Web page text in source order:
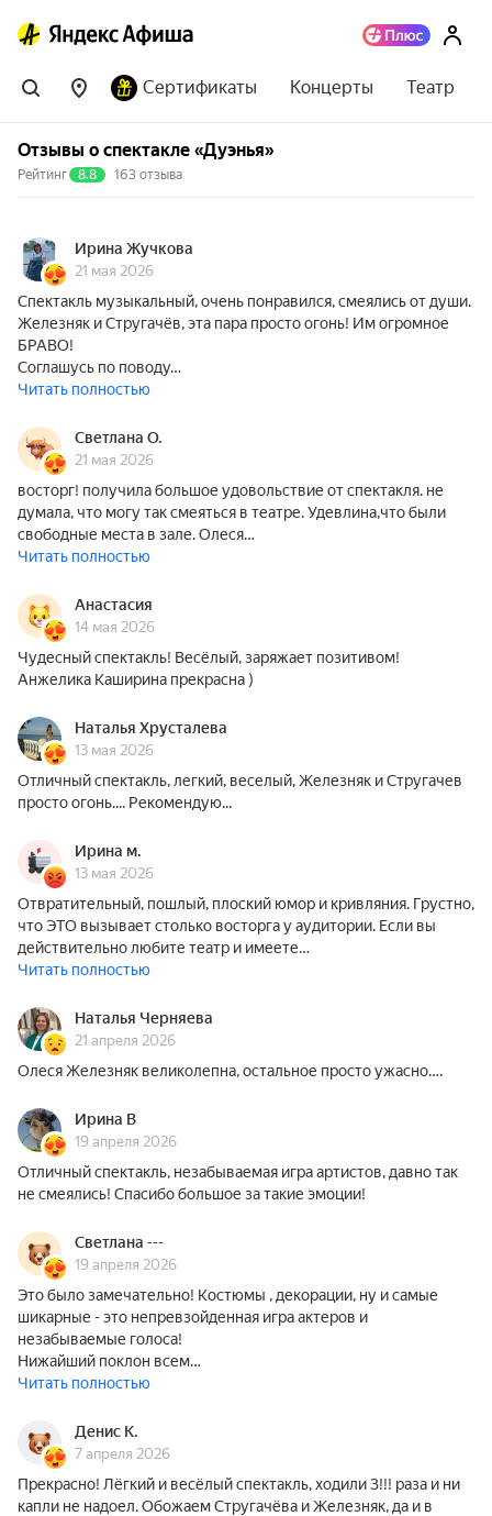
Сертификаты Концерты Театр
Отзывы о спектакле «Дуэнья»
Рейтинг 8.8 163 отзыва
Ирина Жучкова
21 мая 2026
Спектакль музыкальный, очень понравился, смеялись от души.
Железняк и Стругачёв, эта пара просто огонь! Им огромное
БРАВО!
Соглашусь по поводу…
Читать полностью
Светлана О.
21 мая 2026
восторг! получила большое удовольствие от спектакля. не
думала, что могу так смеяться в театре. Удевлина,что были
свободные места в зале. Олеся…
Читать полностью
Анастасия
14 мая 2026
Чудесный спектакль! Весёлый, заряжает позитивом!
Анжелика Каширина прекрасна )
Наталья Хрусталева
13 мая 2026
Отличный спектакль, легкий, веселый, Железняк и Стругачев
просто огонь.... Рекомендую...
Ирина м.
13 мая 2026
Отвратительный, пошлый, плоский юмор и кривляния. Грустно,
что ЭТО вызывает столько восторга у аудитории. Если вы
действительно любите театр и имеете…
Читать полностью
Наталья Черняева
21 апреля 2026
Олеся Железняк великолепна, остальное просто ужасно….
Ирина В
19 апреля 2026
Отличный спектакль, незабываемая игра артистов, давно так
не смеялись! Спасибо большое за такие эмоции!
Светлана ---
19 апреля 2026
Это было замечательно! Костюмы , декорации, ну и самые
шикарные - это непревзойденная игра актеров и
незабываемые голоса!
Нижайший поклон всем…
Читать полностью
Денис К.
7 апреля 2026
Прекрасно! Лёгкий и весёлый спектакль, ходили 3!!! раза и ни
капли не надоел. Обожаем Стругачёва и Железняк, да и в